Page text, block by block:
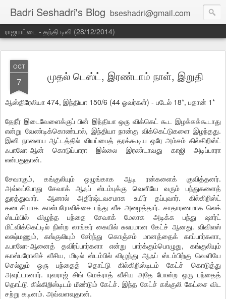
Badri Seshadri's Blog bseshadri@gmail.com
ராஜபாட்டை - தந்தி டிவி (28/12/2014)
OCT
7 முதல் டெஸ்ட், இரண்டாம் நாள், இறுதி
ஆஸ்திரேலியா 474, இந்தியா 150/6 (44 ஓவர்கள்) - படேல் 18*, பதான் 1*
தேநீர் இடைவேளைக்குப் பின் இந்தியா ஒரு விக்கெட் கூட இழக்கக்கூடாது
என்று வேண்டிக்கொண்டால், இந்தியா நான்கு விக்கெட்டுகளை இழந்தது.
இனி நாளைய ஆட்டத்தில் வியப்பைத் தரக்கூடிய ஒரே அம்சம் கில்கிறிஸ்ட்
ஃபாலோ-ஆன் கொடுப்பாரா இல்லை இரண்டாவது காஜி அடிப்பாரா
என்பதுதான்.
சேவாகும், கங்குலியும் ஒழுங்காக ஆடி ரன்களைக் குவித்தனர்.
அவ்வப்போது சேவாக் ஆஃப் ஸ்டம்புக்கு வெளியே வரும் பந்துகளைத்
துரத்துவார். ஆனால் அதிர்ஷ்டவசமாக உயிர் தப்புவார். கில்கிறிஸ்ட்
கடைசியாக காஸ்பரோவிச்சை பந்து வீச அழைத்தார். சாதாரணமாக லெக்
ஸ்டம்பில் விழுந்த பந்தை சேவாக் மேலாக அடிக்க பந்து ஷார்ட்
மிட்விக்கெட்டில் நின்ற லாங்கர் கையில் சுலபமான கேட்ச் ஆனது. விவிஎஸ்
லக்ஷ்மணும், கங்குலியும் சேர்ந்து கொஞ்சம் மானத்தைக் காப்பார்களா,
ஃபாலோ-ஆனைத் தவிர்ப்பார்களா என்று பார்க்கும்பொழுது, கங்குலியும்
காஸ்பரோவிச் வீசிய, மிடில் ஸ்டம்பில் விழுந்து ஆஃப் ஸ்டம்பிற்கு வெளியே
செல்லும் ஒரு பந்தைத் தொட்டு கில்கிறிஸ்டிடம் கேட்ச் கொடுத்து
அவுட்டானார். யுவராஜ் சிங் மெக்ராத் வீசிய அதே போன்ற ஒரு பந்தைத்
தொட்டு கில்கிறிஸ்டிடம் மீண்டும் கேட்ச். இந்த கேட்ச் கங்குலி கேட்சை விட
சற்று கடினம். அவ்வளவுதான்.